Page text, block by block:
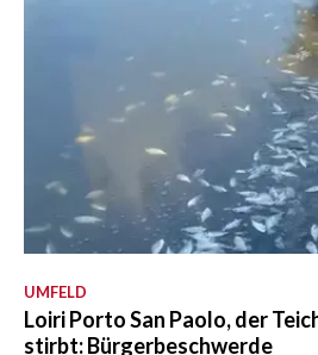
UMFELD
Loiri Porto San Paolo, der
stirbt: Bürgerbeschwerde